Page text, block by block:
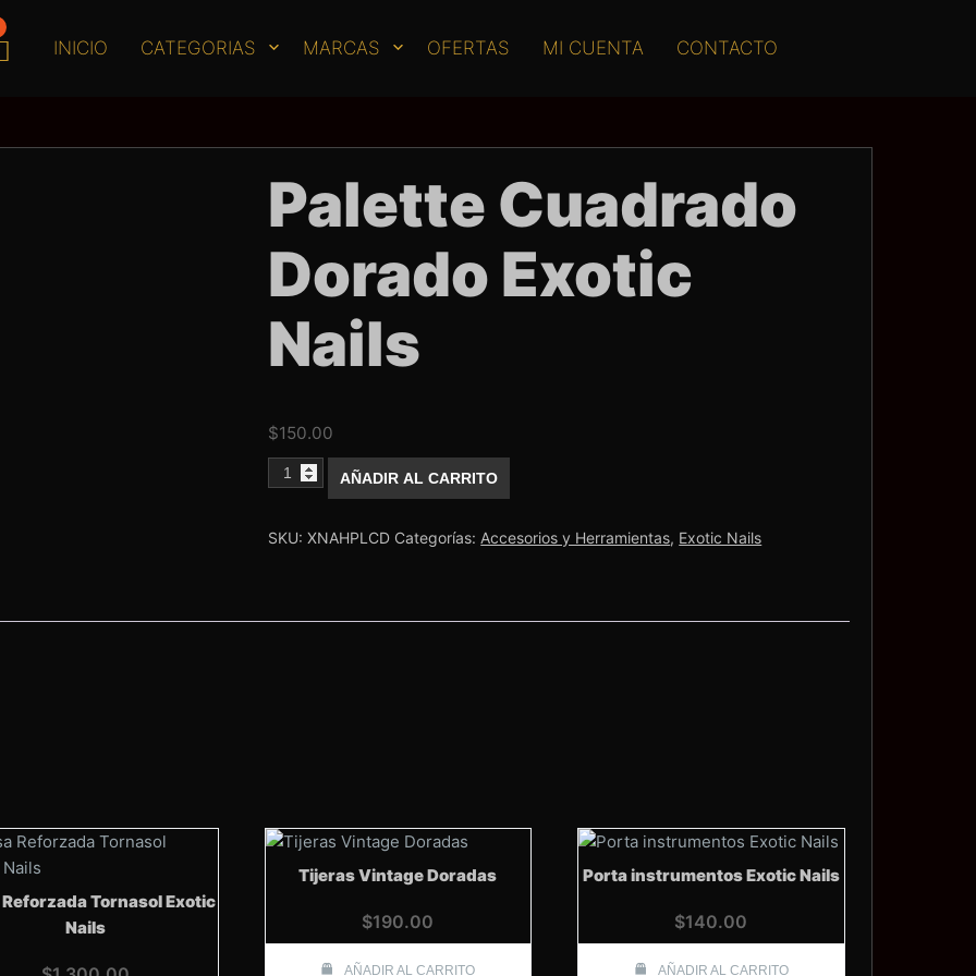
INICIO CATEGORIAS MARCAS OFERTAS MI CUENTA CONTACTO
Palette Cuadrado
Dorado Exotic
Nails
$150.00
Palette
Cuadrado
Nails
AÑADIR AL CARRITO
SKU:XNAHPLCD Categorías: Accesorios y Herramientas, Exotic Nails
Tornasol Exotic
Nails
Tijeras Vintage Doradas
$190.00
AÑADIR AL CARRITO
Porta instrumentos Exotic Nails
$140.00
AÑADIR AL CARRITO